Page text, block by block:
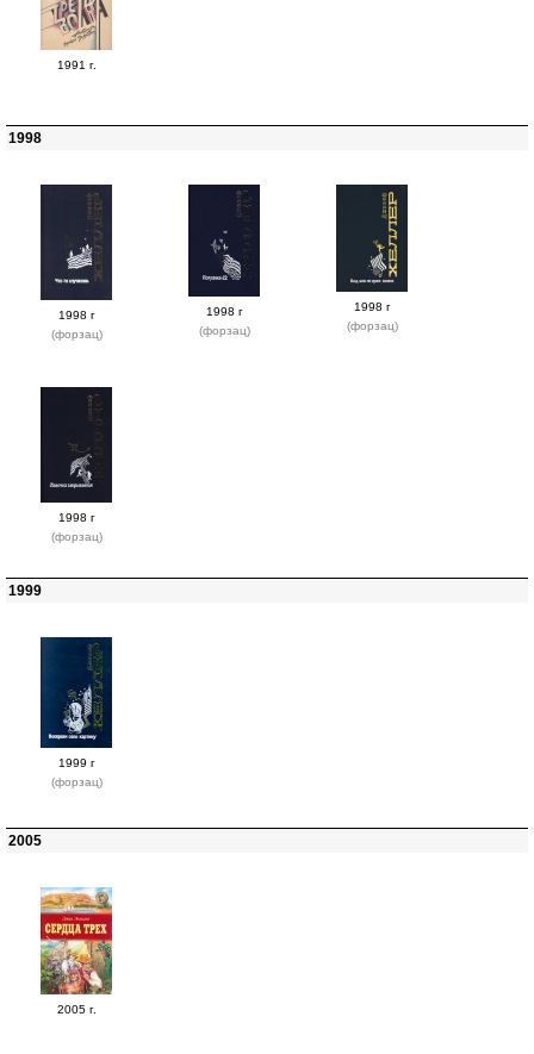
1991 г.
1998
1998 г
(форзац)
1998 г
(форзац)
1998 г
(форзац)
1998 г
(форзац)
1999
1999 г
(форзац)
2005
2005 г.